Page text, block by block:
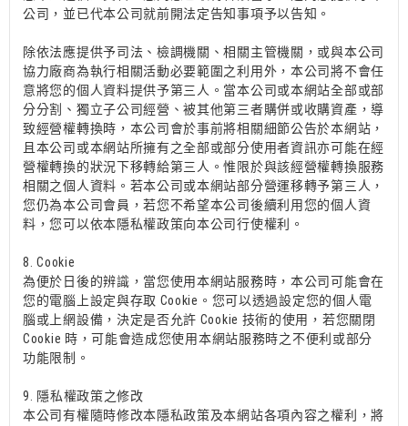
公司，並已代本公司就前開法定告知事項予以告知。
除依法應提供予司法、檢調機關、相關主管機關，或與本公司
協力廠商為執行相關活動必要範圍之利用外，本公司將不會任
意將您的個人資料提供予第三人。當本公司或本網站全部或部
分分割、獨立子公司經營、被其他第三者購併或收購資產，導
致經營權轉換時，本公司會於事前將相關細節公告於本網站，
且本公司或本網站所擁有之全部或部分使用者資訊亦可能在經
營權轉換的狀況下移轉給第三人。惟限於與該經營權轉換服務
相關之個人資料。若本公司或本網站部分營運移轉予第三人，
您仍為本公司會員，若您不希望本公司後續利用您的個人資
料，您可以依本隱私權政策向本公司行使權利。
8. Cookie
為便於日後的辨識，當您使用本網站服務時，本公司可能會在
您的電腦上設定與存取 Cookie。您可以透過設定您的個人電
腦或上網設備，決定是否允許 Cookie 技術的使用，若您關閉
Cookie 時，可能會造成您使用本網站服務時之不便利或部分
功能限制。
9. 隱私權政策之修改
本公司有權隨時修改本隱私政策及本網站各項內容之權利，將